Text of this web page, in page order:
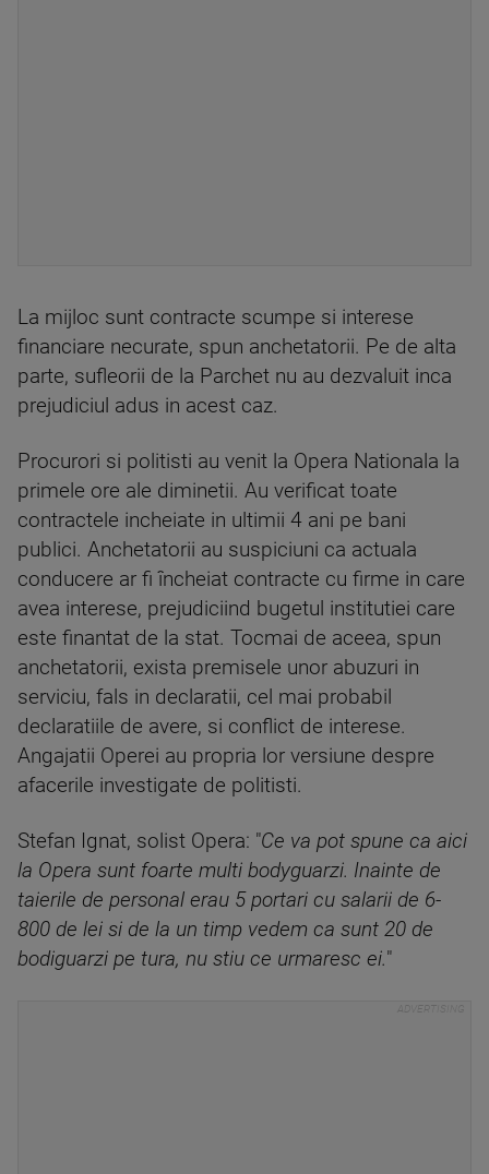
La mijloc sunt contracte scumpe si interese
financiare necurate, spun anchetatorii. Pe de alta
parte, sufleorii de la Parchet nu au dezvaluit inca
prejudiciul adus in acest caz.
Procurori si politisti au venit la Opera Nationala la
primele ore ale diminetii. Au verificat toate
contractele incheiate in ultimii 4 ani pe bani
publici. Anchetatorii au suspiciuni ca actuala
conducere ar fi încheiat contracte cu firme in care
avea interese, prejudiciind bugetul institutiei care
este finantat de la stat. Tocmai de aceea, spun
anchetatorii, exista premisele unor abuzuri in
serviciu, fals in declaratii, cel mai probabil
declaratiile de avere, si conflict de interese.
Angajatii Operei au propria lor versiune despre
afacerile investigate de politisti.
Stefan Ignat, solist Opera: "Ce va pot spune ca aici
la Opera sunt foarte multi bodyguarzi. Inainte de
taierile de personal erau 5 portari cu salarii de 6-
800 de lei si de la un timp vedem ca sunt 20 de
bodiguarzi pe tura, nu stiu ce urmaresc ei."